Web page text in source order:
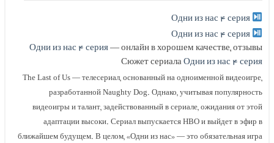
Одни из нас ۴ серия
Одни из нас ۴ серия
Одни из нас ۴ серия — онлайн в хорошем качестве, отзывы
Сюжет сериалаОдни из нас ۴ серия
The Last of Us — телесериал, основанный на одноименной видеоигре,
разработанной Naughty Dog. Однако, учитывая популярность
видеоигры и талант, задействованный в сериале, ожидания от этой
адаптации высоки. Сериал выпускается HBO и выйдет в эфир в
ближайшем будущем. В целом, «Одни из нас» — это обязательная игра